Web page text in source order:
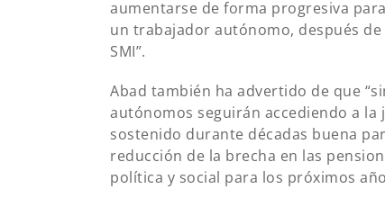
aumentarse de forma progresiva
un trabajador autónomo, después
SMI”.
Abad también ha advertido de que
autónomos seguirán accediendo a
sostenido durante décadas buena
reducción de la brecha en las
política y social para los próximos